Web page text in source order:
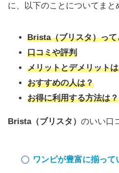
に、以下のことについてまと
Brista（ブリスタ）っ
口コミや評判
メリットとデメリット
おすすめの人は？
お得に利用する方法は？
Brista（ブリスタ） のいい口
ワンピが豊富に揃って